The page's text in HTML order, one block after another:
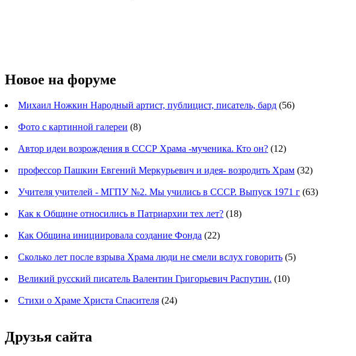
Новое на форуме
Михаил Ножкин Народный артист, публицист, писатель, бард (56)
Фото с картинной галереи (8)
Автор идеи возрождения в СССР Храма -мученика. Кто он? (12)
профессор Пашкин Евгений Меркурьевич и идея- возродить Храм (32)
Учителя учителей - МГПУ №2. Мы учились в СССР. Выпуск 1971 г (63)
Как к Общине относились в Патриархии тех лет? (18)
Как Община инициировала создание Фонда (22)
Сколько лет после взрыва Храма люди не смели вслух говорить (5)
Великий русский писатель Валентин Григорьевич Распутин. (10)
Стихи о Храме Христа Спасителя (24)
Друзья сайта